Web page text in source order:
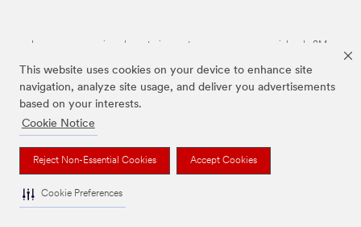
This website uses cookies on your device to enhance site
navigation, analyze site usage, and deliver you advertisements
based on your interests.
Cookie Notice
Reject Non-Essential Cookies Accept Cookies
Cookie Preferences
Las marcas mencionadas anteriormente son marcas comerciales de 3M.